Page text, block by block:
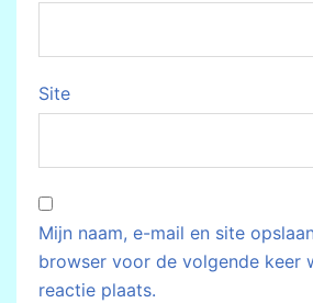
Site
Mijn naam, e-mail en site
browser voor de volgende keer
reactie plaats.